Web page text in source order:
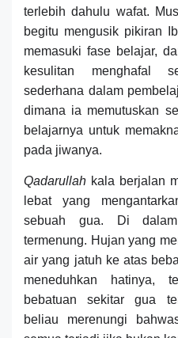
terlebih dahulu wafat. M
begitu mengusik pikiran
memasuki fase belajar,
kesulitan menghafal
sederhana dalam
dimana ia memutuskan
belajarnya untuk
pada jiwanya.
Qadarullah kala berjalan
lebat yang
sebuah gua. Di
termenung. Hujan yang
air yang jatuh ke atas
meneduhkan hatinya,
bebatuansekitar gua
beliau merenungi